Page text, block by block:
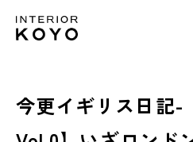
今更イギリス日記-